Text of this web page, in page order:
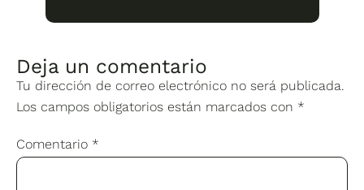
Deja un comentario
Tu dirección de correo electrónico no será publicada.
Los campos obligatorios están marcados con *
Comentario *